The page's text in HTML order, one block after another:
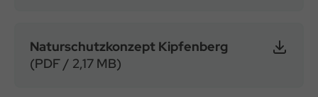
Naturschutzkonzept Kipfenberg
(PDF / 2,17 MB)